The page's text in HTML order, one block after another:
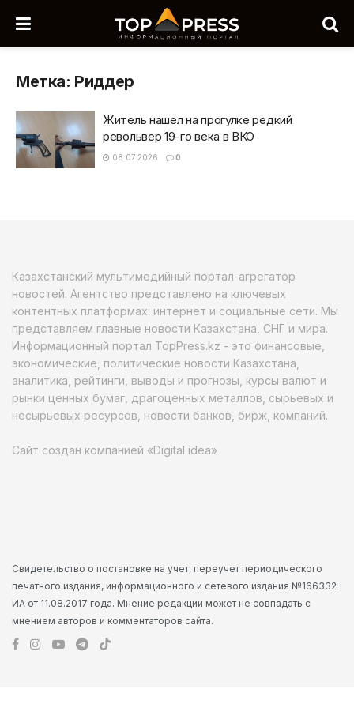
Метка: Риддер
Житель нашел на прогулке редкий
револьвер 19-го века в ВКО
08.07.2026 0
Казахстанский мультимедийный портал-агрегатор
новостей. Агентство представлено на ключевых
контентных платформах: интернет и социальные сети. Мы
представляем главные новости Казахстана, СНГ и мира.
Информационный портал TopPress.kz - это финансовые,
экономические, политические новости Казахстана,
аналитика, рейтинги, выводы и прогнозы, курсы валют и
рынки ценных бумаг, драгоценных металлов, сырьевых и
несырьевых ресурсов, новости банков, бирж, компаний.
Сайт создан компанией «Digital idea»
Свидетельство о постановке на учет, переучет периодического
печатного издания, информационного и сетевого издания №166332-
ИА от 11.08.2017 года. Мнение редакции может не совпадать с
мнением авторов и комментаторов сайта.